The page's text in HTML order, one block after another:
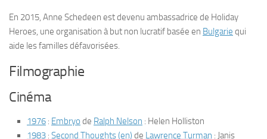
En 2015, Anne Schedeen est devenu ambassadrice de Holiday
Heroes, une organisation à but non lucratif basée en Bulgarie qui
aide les familles défavorisées.
Filmographie
Cinéma
1976 : Embryo de Ralph Nelson : Helen Holliston
1983 : Second Thoughts(en) de Lawrence Turman : Janis